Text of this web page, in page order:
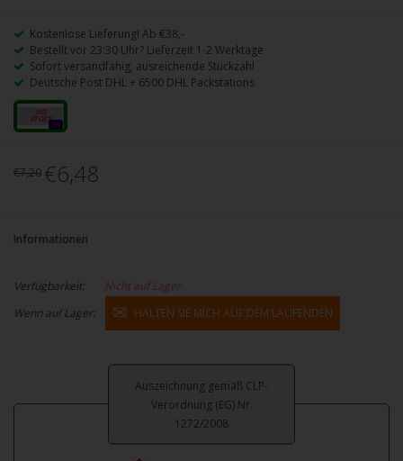
Kostenlose Lieferung! Ab €38,-
Bestellt vor 23:30 Uhr? Lieferzeit 1-2 Werktage
Sofort versandfähig, ausreichende Stückzahl
Deutsche Post DHL + 6500 DHL Packstations
20mg
0x
€7,20 €6,48
Informationen
Verfügbarkeit:
Nicht auf Lager
Wenn auf Lager:
HALTEN SIE MICH AUF DEM LAUFENDEN
Auszeichnung gemäß CLP-
Verordnung (EG) Nr.
1272/2008